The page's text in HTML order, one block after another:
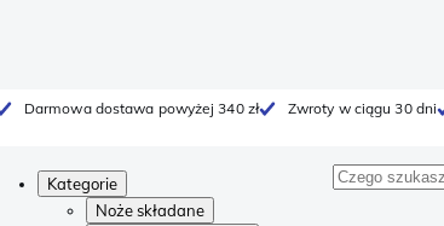
Darmowa dostawa powyżej 340 zł Zwroty w ciągu 30 dni
Kategorie
Noże składane